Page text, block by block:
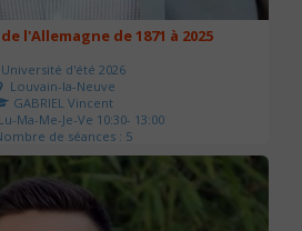
l'Allemagne de 1871 à 2025
Université d'été 2026
Louvain-la-Neuve
GABRIEL Vincent
Ma-Me-Je-Ve 10:30- 13:00
de séances : 5
120 €